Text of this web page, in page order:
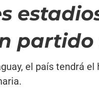
partido
el país tendrá